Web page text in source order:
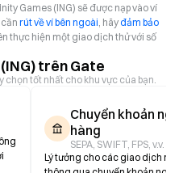
Games (ING) sẽ được nạp vào ví
rút về ví bên ngoài, hãy đảm bảo
thực hiện một giao dịch thử với số
trên Gate
chọn tốt nhất cho khu vực của bạn.
Chuyển khoản
hàng
SEPA, SWIFT, FPS, v.v.
Lý tưởng cho các giao dịch